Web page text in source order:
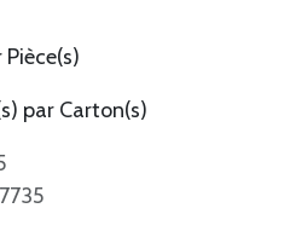
Pièce(s)
par Carton(s)